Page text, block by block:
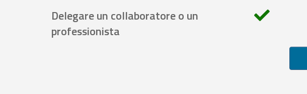
Delegare un collaboratore o un
professionista